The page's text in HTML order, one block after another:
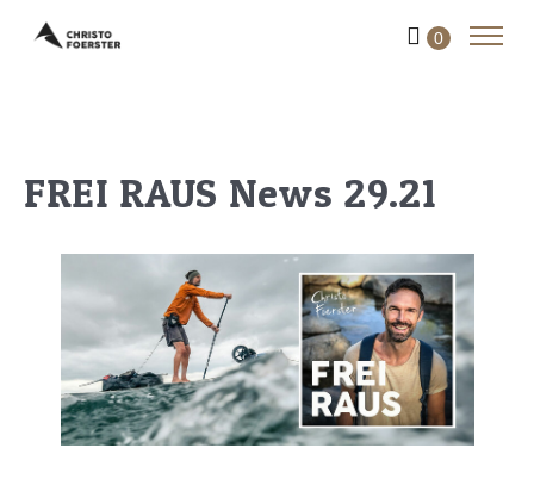
0
FREI RAUS News 29.21